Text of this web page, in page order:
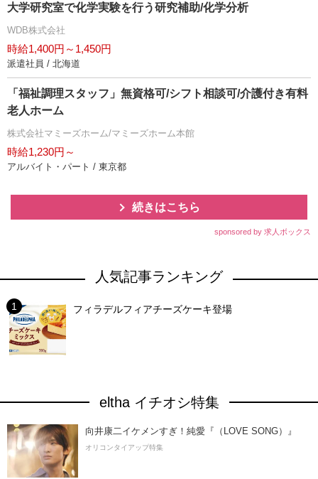
大学研究室で化学実験を行う研究補助/化学分析
WDB株式会社
時給1,400円～1,450円
派遣社員 / 北海道
「福祉調理スタッフ」無資格可/シフト相談可/介護付き有料
老人ホーム
株式会社マミーズホーム/マミーズホーム本館
時給1,230円～
アルバイト・パート / 東京都
続きはこちら
sponsored by 求人ボックス
人気記事ランキング
フィラデルフィアチーズケーキ登場
eltha イチオシ特集
向井康二イケメンすぎ！純愛『（LOVE SONG）』
オリコンタイアップ特集